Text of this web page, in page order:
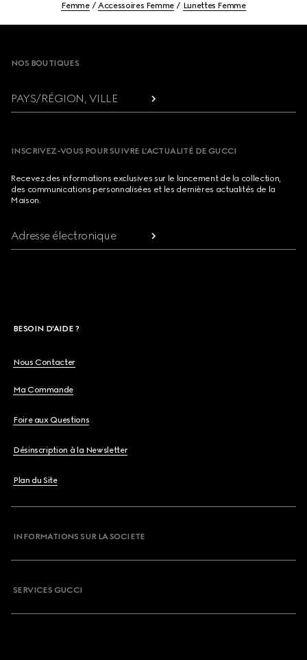
Femme Accessoires Femme Lunettes Femme
NOS BOUTIQUES
PAYS/RÉGION, VILLE
INSCRIVEZ-VOUS POUR SUIVRE L’ACTUALITÉ DE GUCCI
Recevez des informations exclusives sur le lancement de la collection,
des communications personnalisées et les dernières actualités de la
Maison.
Adresse électronique
BESOIN D'AIDE ?
Nous Contacter
Ma Commande
Foire aux Questions
Désinscription à la Newsletter
Plan du Site
INFORMATIONS SUR LA SOCIETE
SERVICES GUCCI